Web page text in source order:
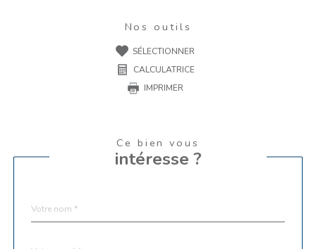
Nos outils
SÉLECTIONNER
CALCULATRICE
IMPRIMER
Ce bien vous
intéresse ?
par
*